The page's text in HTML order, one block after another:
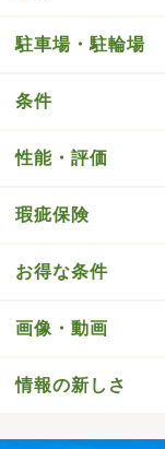
駐車場・駐輪場
条件
性能・評価
瑕疵保険
お得な条件
画像・動画
情報の新しさ